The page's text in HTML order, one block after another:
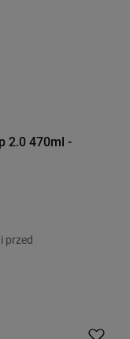
2.0 470ml -
przed